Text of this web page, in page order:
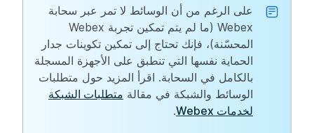
على الرغم من أن الوسائط لا تمر عبر سحابة
Webex (ما لم يتم تمكين تجربة Webex
المحسّنة)، فإنك تحتاج إلى تمكين تكوينات جدار
الحماية نفسها التي تنطبق على الأجهزة المسجلة
بالكامل في السحابة. اقرأ المزيد حول متطلبات
الوسائط والشبكة في مقالة متطلبات الشبكة
لخدمات Webex
.